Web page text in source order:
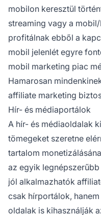
mobilon keresztül
streaming vagy a
profitálnak ebből a
mobil jelenlét egyre
mobil marketing piac
Hamarosan
affiliate marketing
Hír- és médiaportálok
A hír- és médiaoldalak
tömegeket szeretne
tartalom
az egyik
jól alkalmazhatók
csak hírportálok,
oldalak is kihasználják